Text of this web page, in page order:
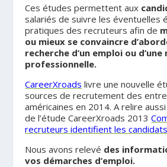
Ces études permettent aux
salariés de suivre les éventuelles
pratiques des recruteurs afin de
ou mieux se convaincre
recherche d’un emploi ou
professionnelle.
CareerXroads livre une nouvelle
sources de recrutement des
américaines en 2014. A relire
de l’étude CareerXroads 2013
recruteurs identifient les
Nous avons relevé des
vos démarches d’emploi.